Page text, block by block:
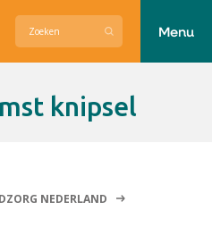
Menu
knipsel
NEDERLAND